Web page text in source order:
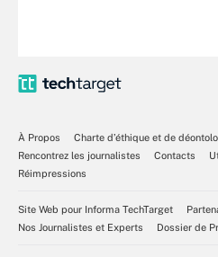
À Propos
Charte d’éthique et de
Rencontrez les journalistes
Contacts
Réimpressions
Site Web pour Informa TechTarget
Nos Journalistes et Experts
Dossier de